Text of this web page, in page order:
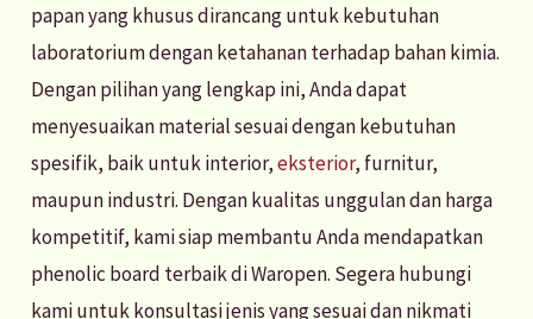
papan yang khusus dirancang untuk kebutuhan
laboratorium dengan ketahanan terhadap bahan kimia.
Dengan pilihan yang lengkap ini, Anda dapat
menyesuaikan material sesuai dengan kebutuhan
spesifik, baik untuk interior,eksterior, furnitur,
maupun industri. Dengan kualitas unggulan dan harga
kompetitif, kami siap membantu Anda mendapatkan
phenolic board terbaik di Waropen. Segera hubungi
kami untuk konsultasi jenis yang sesuai dan nikmati